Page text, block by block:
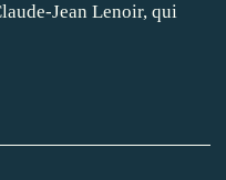
Jean Lenoir, qui